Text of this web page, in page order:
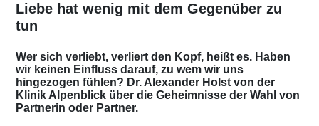
Liebe hat wenig mit dem Gegenüber zu
tun
Wer sich verliebt, verliert den Kopf, heißt es. Haben
wir keinen Einfluss darauf, zu wem wir uns
hingezogen fühlen? Dr. Alexander Holst von der
Klinik Alpenblick über die Geheimnisse der Wahl von
Partnerin oder Partner.